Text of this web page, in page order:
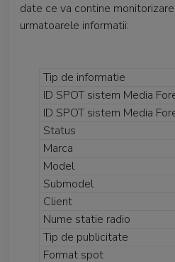
date ce va contine
urmatoarele informatii:
Tip de informatie
ID SPOT sistem Media
ID SPOT sistem Media
Status
Marca
Model
Submodel
Client
Nume statie radio
Tip de publicitate
Format spot